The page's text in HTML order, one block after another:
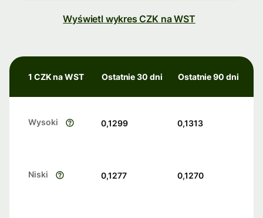
Wyświetl wykres CZK na WST
1 CZK na WST Ostatnie 30 dni Ostatnie 90 dni
Wysoki 0,1299 0,1313
Niski 0,1277 0,1270